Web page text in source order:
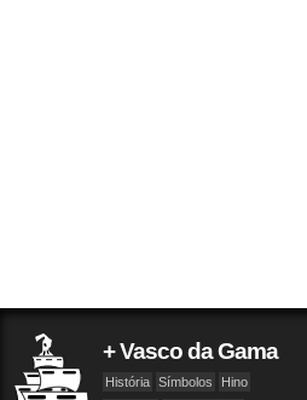
+ Vasco da Gama
História Símbolos
Hino